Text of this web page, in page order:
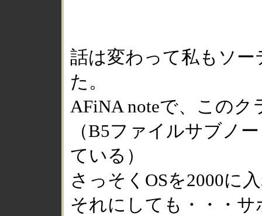
話は変わって私もソ
た。
AFiNA noteで、この
（B5ファイルサブノ
ている）
さっそくOSを2000に
それにしても・・・